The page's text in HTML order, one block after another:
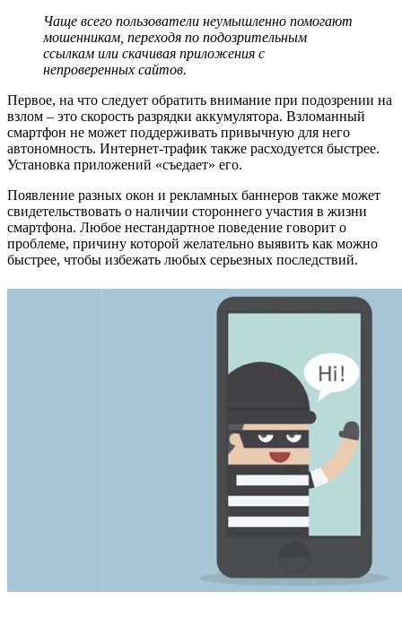
Чаще всего пользователи неумышленно помогают
мошенникам, переходя по подозрительным
ссылкам или скачивая приложения с
непроверенных сайтов.
Первое, на что следует обратить внимание при подозрении на
взлом – это скорость разрядки аккумулятора. Взломанный
смартфон не может поддерживать привычную для него
автономность. Интернет-трафик также расходуется быстрее.
Установка приложений «съедает» его.
Появление разных окон и рекламных баннеров также может
свидетельствовать о наличии стороннего участия в жизни
смартфона. Любое нестандартное поведение говорит о
проблеме, причину которой желательно выявить как можно
быстрее, чтобы избежать любых серьезных последствий.